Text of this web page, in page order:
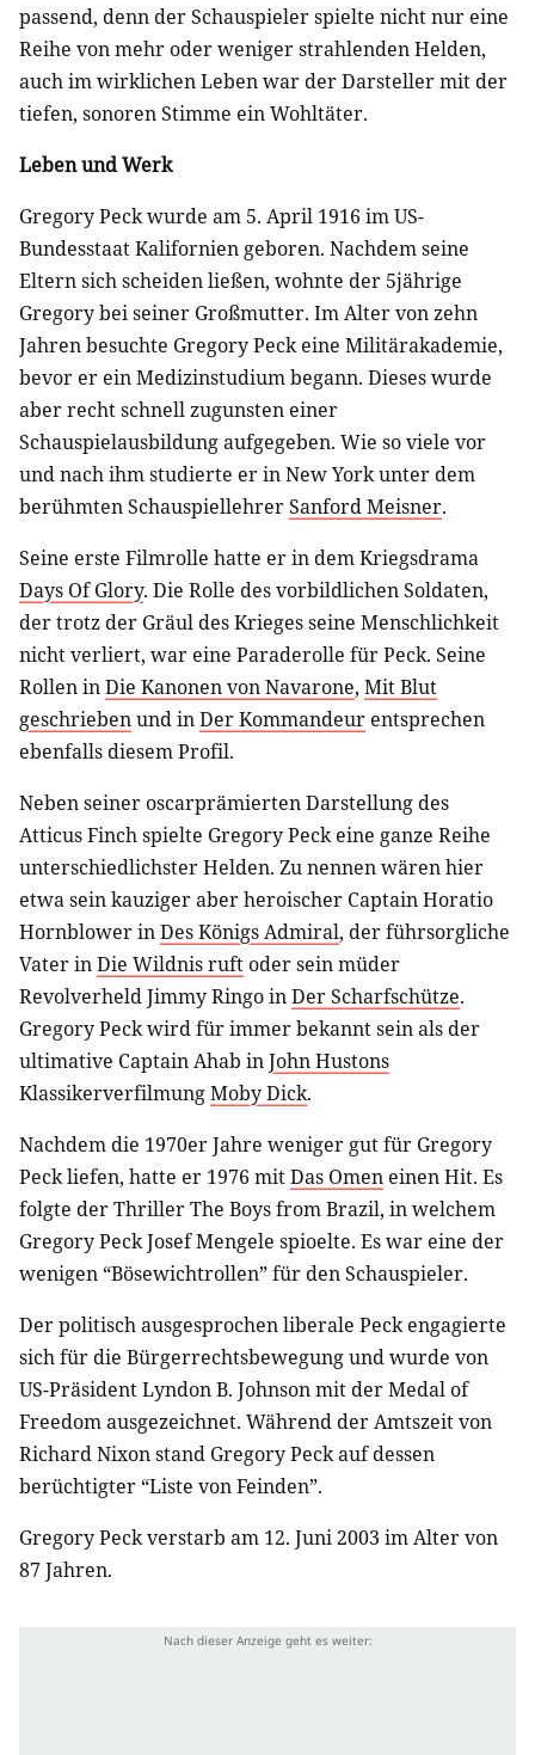
passend, denn der Schauspieler spielte nicht nur eine
Reihe von mehr oder weniger strahlenden Helden,
auch im wirklichen Leben war der Darsteller mit der
tiefen, sonoren Stimme ein Wohltäter.
Leben und Werk
Gregory Peck wurde am 5. April 1916 im US-
Bundesstaat Kalifornien geboren. Nachdem seine
Eltern sich scheiden ließen, wohnte der 5jährige
Gregory bei seiner Großmutter. Im Alter von zehn
Jahren besuchte Gregory Peck eine Militärakademie,
bevor er ein Medizinstudium begann. Dieses wurde
aber recht schnell zugunsten einer
Schauspielausbildung aufgegeben. Wie so viele vor
und nach ihm studierte er in New York unter dem
berühmten SchauspiellehrerSanford Meisner.
Seine erste Filmrolle hatte er in dem Kriegsdrama
Days Of Glory. Die Rolle des vorbildlichen Soldaten,
der trotz der Gräul des Krieges seine Menschlichkeit
nicht verliert, war eine Paraderolle für Peck. Seine
Rollen inDie Kanonen von Navarone, Mit Blut
geschriebenund inDer Kommandeur entsprechen
ebenfalls diesem Profil.
Neben seiner oscarprämierten Darstellung des
Atticus Finch spielte Gregory Peck eine ganze Reihe
unterschiedlichster Helden. Zu nennen wären hier
etwa sein kauziger aber heroischer Captain Horatio
Hornblower inDes Königs Admiral, der führsorgliche
Vater inDie Wildnis ruft oder sein müder
Revolverheld Jimmy Ringo inDer Scharfschütze.
Gregory Peck wird für immer bekannt sein als der
ultimative Captain Ahab inJohn Hustons
KlassikerverfilmungMoby Dick.
Nachdem die 1970er Jahre weniger gut für Gregory
Peck liefen, hatte er 1976 mitDas Omen einen Hit. Es
folgte der Thriller The Boys from Brazil, in welchem
Gregory Peck Josef Mengele spioelte. Es war eine der
wenigen “Bösewichtrollen” für den Schauspieler.
Der politisch ausgesprochen liberale Peck engagierte
sich für die Bürgerrechtsbewegung und wurde von
US-Präsident Lyndon B. Johnson mit der Medal of
Freedom ausgezeichnet. Während der Amtszeit von
Richard Nixon stand Gregory Peck auf dessen
berüchtigter “Liste von Feinden”.
Gregory Peck verstarb am 12. Juni 2003 im Alter von
87 Jahren.